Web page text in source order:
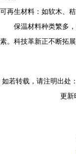
可再生材料：如软木、
保温材料种类繁多
素。科技革新正不断拓
如若转载，请注明出处
更新